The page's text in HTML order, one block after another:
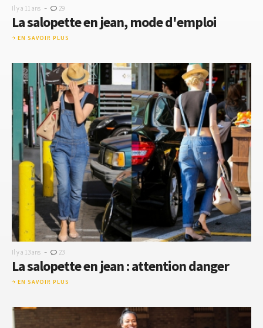
Il y a 11 ans - 29
La salopette en jean, mode d'emploi
EN SAVOIR PLUS
Il y a 13 ans - 23
La salopette en jean : attention danger
EN SAVOIR PLUS